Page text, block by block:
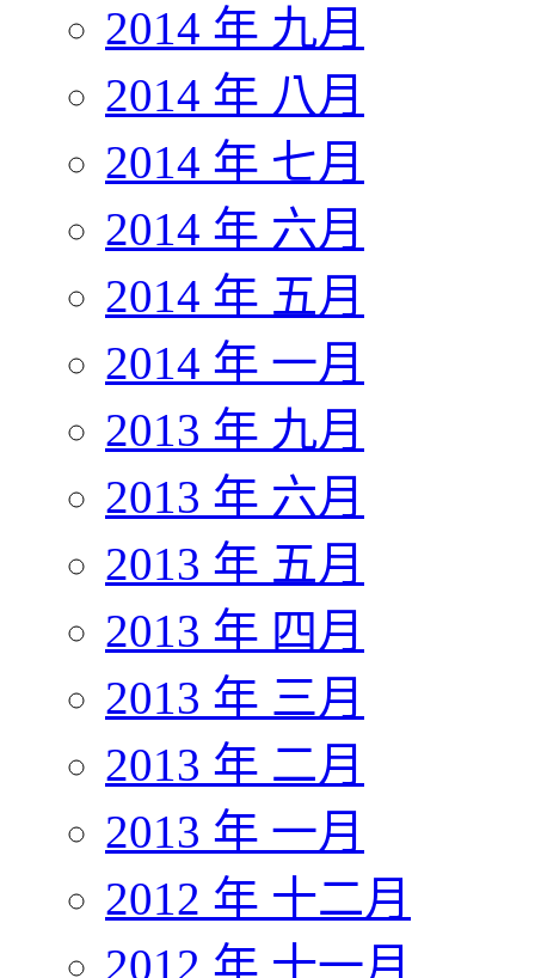
2014 年 九月
2014 年 八月
2014 年 七月
2014 年 六月
2014 年 五月
2014 年 一月
2013 年 九月
2013 年 六月
2013 年 五月
2013 年 四月
2013 年 三月
2013 年 二月
2013 年 一月
2012 年 十二月
2012 年 十一月